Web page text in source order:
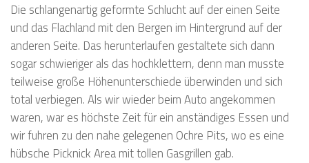
Die schlangenartig geformte Schlucht auf der einen Seite
und das Flachland mit den Bergen im Hintergrund auf der
anderen Seite. Das herunterlaufen gestaltete sich dann
sogar schwieriger als das hochklettern, denn man musste
teilweise große Höhenunterschiede überwinden und sich
total verbiegen. Als wir wieder beim Auto angekommen
waren, war es höchste Zeit für ein anständiges Essen und
wir fuhren zu den nahe gelegenen Ochre Pits, wo es eine
hübsche Picknick Area mit tollen Gasgrillen gab.